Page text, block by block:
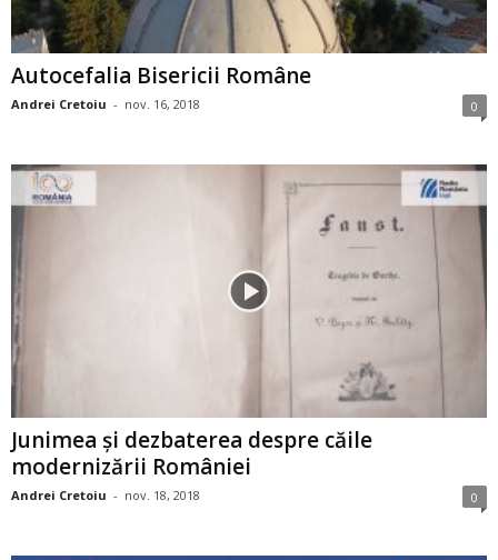
Autocefalia Bisericii Române
Andrei Cretoiu - nov. 16, 2018 0
Junimea şi dezbaterea despre căile
modernizării României
Andrei Cretoiu - nov. 18, 2018 0